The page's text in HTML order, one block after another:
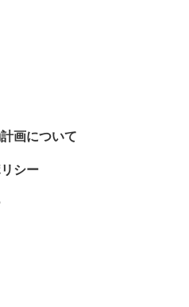
画について
シー